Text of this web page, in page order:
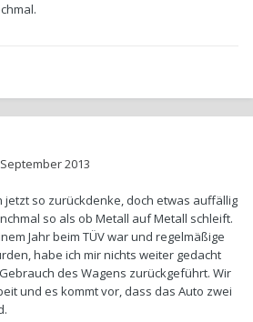
2013
jetzt so zurückdenke, doch etwas auffällig
so als ob Metall auf Metall schleift.
Jahr beim TÜV war und regelmäßige
habe ich mir nichts weiter gedacht
des Wagens zurückgeführt. Wir
und es kommt vor, dass das Auto zwei